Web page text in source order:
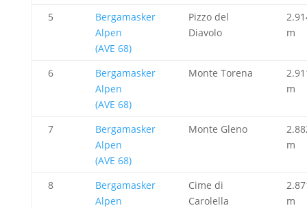
5
Bergamasker
Alpen
(AVE 68)
Pizzo del
Diavolo
m
6
Bergamasker
Alpen
(AVE 68)
Monte Torena
m
7
Bergamasker
Alpen
(AVE 68)
Monte Gleno
m
8
Bergamasker
Alpen
Cime di
Carolella
m